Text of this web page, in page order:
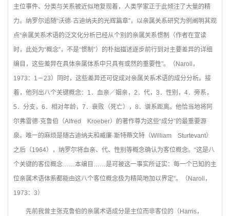
主位事件、分类与关系被近似地复现着，人类学家正于此倾注了大量的精
力。纳罗尔追随“沃德·古迪纳夫的光辉篇章”，以亲属关系研究为例阐明其观
点“亲属关系术语的泛文化分析已经从个别的亲属关系惯制（作者在宣读
时，此处为“概念”，不是“惯制”）的朴拙描述逐步前行到对主要差异的详细
编目，这些差异在具体亲属体系中只具有或然的重要性”。（Naroll，
1973：1－23）同时，这些差异还可促成对亲属关系术语的成分分析。接
着，他列出八个关键概念：1．血亲／姻亲，2．代，3．性别，4．旁系，
5．分支，6．相对年龄，7．衰败（死亡），8．谱系距离。他恰当地将阿
尔弗雷德·克鲁伯（Alfred Kroeber）的著作尊为这些“成分”的最重要源
泉。唯一的麻烦是随古迪纳夫和威廉·斯特蒂文特（William Sturtevant）
之后（1964），纳罗尔将血亲、代、性别等概念确认为客位概念。“这是八
个关键的客位概念……本编目……是可被这一事实所证实：每一个已知的主
位亲属术语体系都能由这八个客位概念极为精简地加以界定”。（Naroll，
1973：3）
先前我曾主张克鲁伯的亲属术语成分是主位而非客位的（Harris，